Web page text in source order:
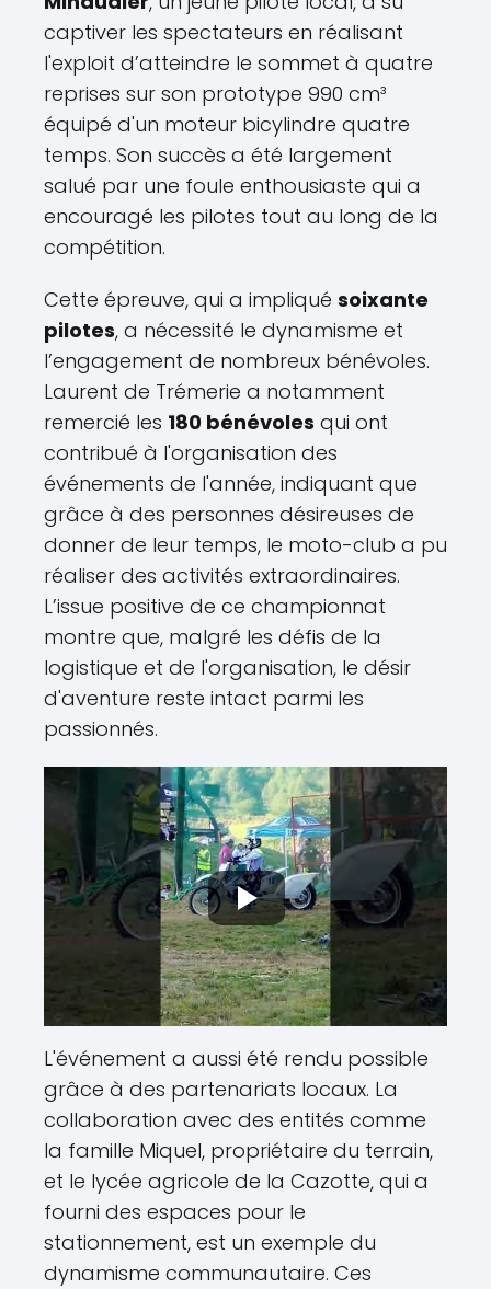
captiver les spectateurs en réalisant
l'exploit d’atteindre le sommet à quatre
reprises sur son prototype 990 cm³
équipé d'un moteur bicylindre quatre
temps. Son succès a été largement
salué par une foule enthousiaste qui a
encouragé les pilotes tout au long de la
compétition.
Cette épreuve, qui a impliqué soixante
pilotes, a nécessité le dynamisme et
l’engagement de nombreux bénévoles.
Laurent de Trémerie a notamment
remercié les 180 bénévoles qui ont
contribué à l'organisation des
événements de l'année, indiquant que
grâce à des personnes désireuses de
donner de leur temps, le moto-club a pu
réaliser des activités extraordinaires.
L’issue positive de ce championnat
montre que, malgré les défis de la
logistique et de l'organisation, le désir
d'aventure reste intact parmi les
passionnés.
L'événement a aussi été rendu possible
grâce à des partenariats locaux. La
collaboration avec des entités comme
la famille Miquel, propriétaire du terrain,
et le lycée agricole de la Cazotte, qui a
fourni des espaces pour le
stationnement, est un exemple du
dynamisme communautaire. Ces